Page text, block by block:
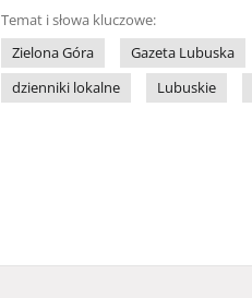
Temat i słowa kluczowe:
Zielona Góra
Gazeta Lubuska
dzienniki lokalne
Lubuskie